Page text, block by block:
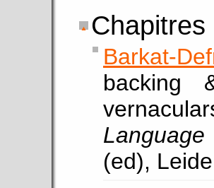
Barkat-
backing
(ed),